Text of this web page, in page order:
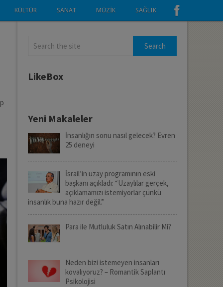
KÜLTÜR SANAT MÜZIK SAĞLIK
LikeBox
Yeni Makaleler
İnsanlığın sonu nasıl gelecek? Evren
25 deneyi
İsrail’in uzay programının eski
başkanı açıkladı: “Uzaylılar gerçek,
açıklamamızı istemiyorlar çünkü
insanlık buna hazır değil.”
Para ile Mutluluk Satın Alınabilir Mi?
Neden bizi istemeyen insanları
kovalıyoruz? – Romantik Saplantı
Psikolojisi